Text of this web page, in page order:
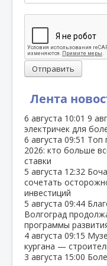
Лента
6 августа 10:01 9
электричек для
6 августа 09:51 Топ
2026: кто больше
ставки
5 августа 12:32
сочетать
инвестиций
5 августа 09:44
Волгоград
программы
4 августа 09:15
кургана —
3 августа 15:00
Отправить